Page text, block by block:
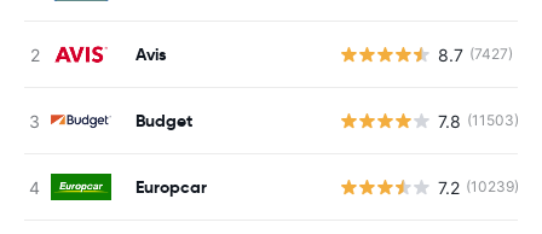
Avis 8.7 (7427)
Budget 7.8 (11503)
Europcar 7.2 (10239)